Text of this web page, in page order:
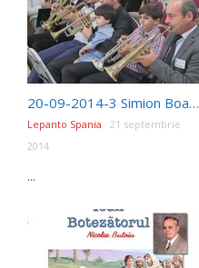
20-09-2014-3 Simion Boanta
Lepanto Spania
21 septembrie
2014
...